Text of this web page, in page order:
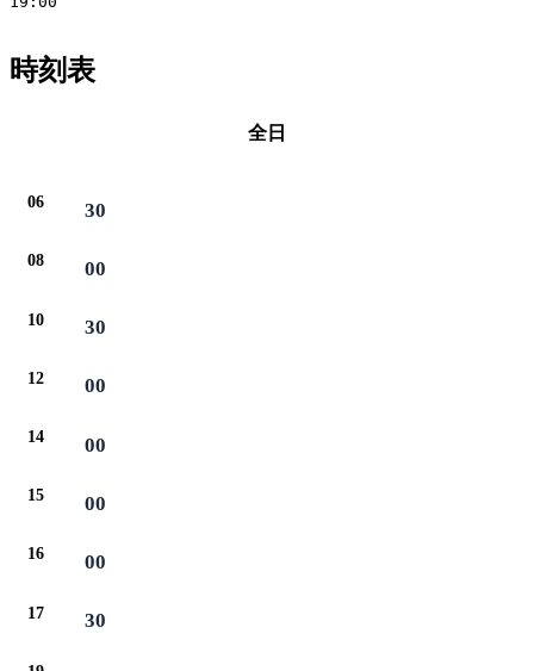
時刻表
全日
06 30
08 00
10 30
12 00
14 00
15 00
16 00
17 30